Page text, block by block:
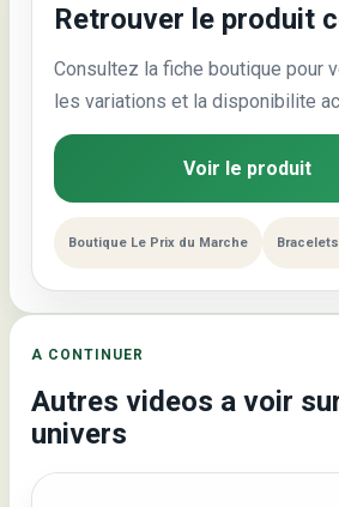
Retrouver le produit
Consultez la fiche boutique pour
les variations et la disponibilite
Voir le produit
Boutique Le Prix du Marche
A CONTINUER
Autres videos a voir
univers